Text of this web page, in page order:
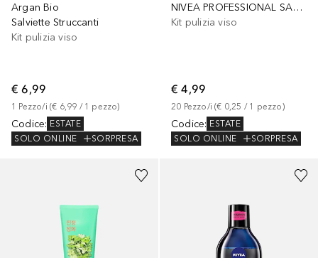
Argan Bio
Salviette Struccanti
Kit pulizia viso
€ 6,99
1 Pezzo/i (€ 6,99 / 1 pezzo)
Codice: ESTATE
SOLO ONLINE
SORPRESA
NIVEA PROFESSIONAL SALVIETTINE STRUCCANTI
Kit pulizia viso
€ 4,99
20 Pezzo/i (€ 0,25 / 1 pezzo)
Codice: ESTATE
SOLO ONLINE
SORPRESA